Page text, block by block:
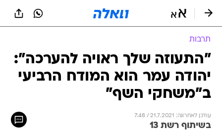
תרבות
"התעוזה שלך ראויה להערכה":
יהודה עמר הוא המודח הרביעי
ב"משחקי השף"
עודכן לאחרונה: 21.7.2021 / 7:48
בשיתוף רשת 13